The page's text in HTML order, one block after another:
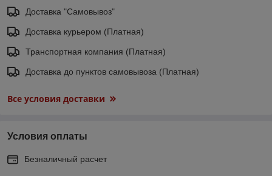
Доставка "Самовывоз"
Доставка курьером (Платная)
Транспортная компания (Платная)
Доставка до пунктов самовывоза (Платная)
Все условия доставки
Условия оплаты
Безналичный расчет